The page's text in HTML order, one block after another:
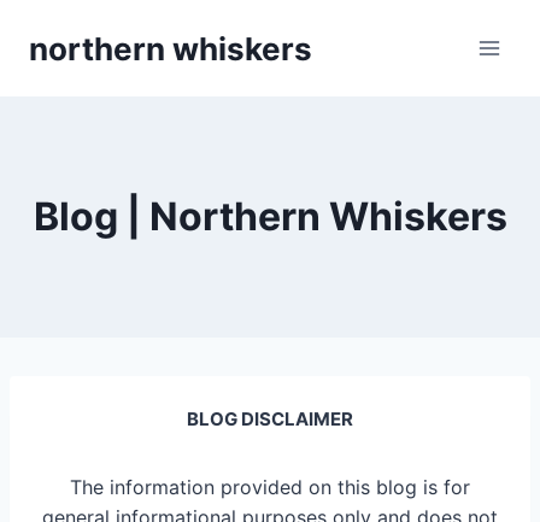
northern whiskers
Blog | Northern Whiskers
BLOG DISCLAIMER
The information provided on this blog is for
general informational purposes only and does not